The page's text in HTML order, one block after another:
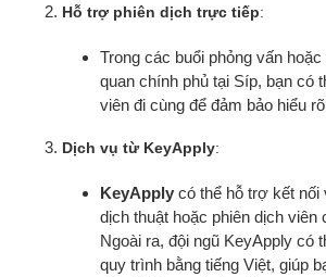
Hỗ trợ phiên dịch trực tiếp:
Trong các buổi phỏng vấn
quan chính phủ tại Síp, bạn có
viên đi cùng để đảm bảo hiểu
Dịch vụ từ KeyApply:
KeyApply có thể hỗ trợ kết
dịch thuật hoặc phiên dịch viên
Ngoài ra, đội ngũ KeyApply có
quy trình bằng tiếng Việt, giúp